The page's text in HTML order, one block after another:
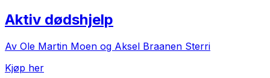
Aktiv dødshjelp
Av Ole Martin Moen og Aksel Braanen Sterri
Kjøp her